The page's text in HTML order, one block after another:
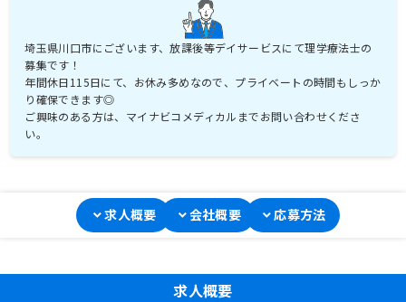
埼玉県川口市にございます、放課後等デイサービスにて理学療法士の
募集です！
年間休日115日にて、お休み多めなので、プライベートの時間もしっか
り確保できます◎
ご興味のある方は、マイナビコメディカルまでお問い合わせくださ
い。
求人概要 会社概要 応募方法
求人概要